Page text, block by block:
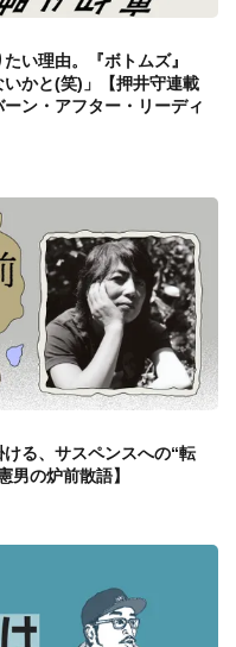
い理由。『ボトムズ』
かと(笑)」【押井守連載
ン・アフター・リーディ
る、サスペンスへの“転
男の炉前散語】